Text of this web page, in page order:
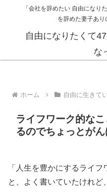
「会社を辞めたい 自由になり
を辞めた妻子あ
自由になりたくて
な
ホーム 自由に生きて
ライフワーク的な
るのでちょっとが
「人生を豊かにするライフ
と、よく書いていたけれど